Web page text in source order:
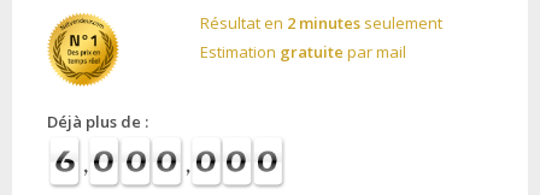
Résultat en 2 minutesseulement
Estimation gratuite par mail
Déjà plus de :